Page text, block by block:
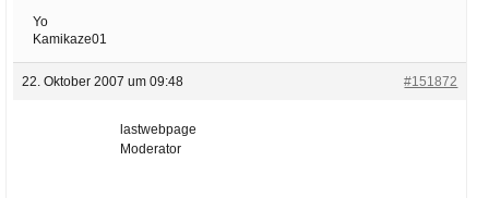
Yo
Kamikaze01
22. Oktober 2007 um 09:48 #151872
lastwebpage
Moderator